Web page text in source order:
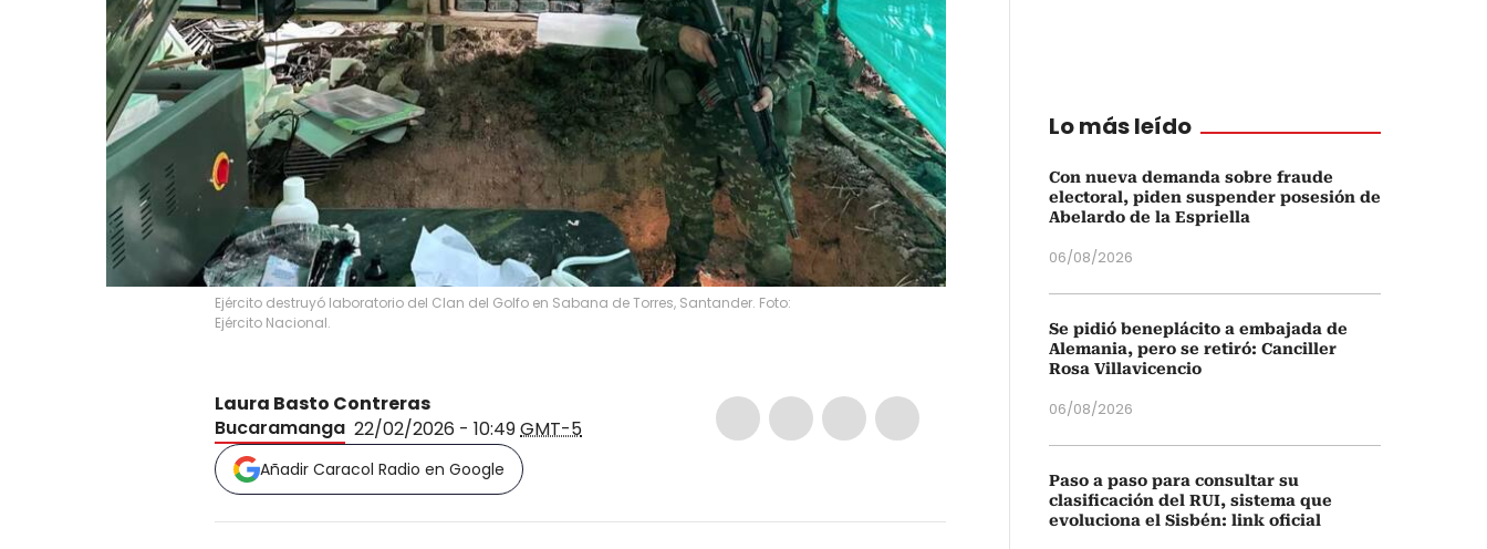
Ejército destruyó laboratorio del Clan del Golfo en Sabana de Torres, Santander. Foto:
Ejército Nacional.
Laura Basto Contreras
Bucaramanga 22/02/2026 - 10:49GMT-5
Añadir Caracol Radio en Google
Lo más leído
Con nueva demanda sobre fraude
electoral, piden suspender posesión de
Abelardo de la Espriella
06/08/2026
Se pidió beneplácito a embajada de
Alemania, pero se retiró: Canciller
Rosa Villavicencio
06/08/2026
Paso a paso para consultar su
clasificación del RUI, sistema que
evoluciona el Sisbén: link oficial